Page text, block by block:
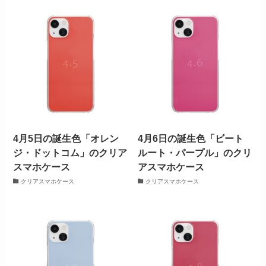
4月5日の誕生色「オレン
ジ・ドットコム」のクリア
スマホケース
クリアスマホケース
4月6日の誕生色「ビート
ルート・パープル」のクリ
アスマホケース
クリアスマホケース